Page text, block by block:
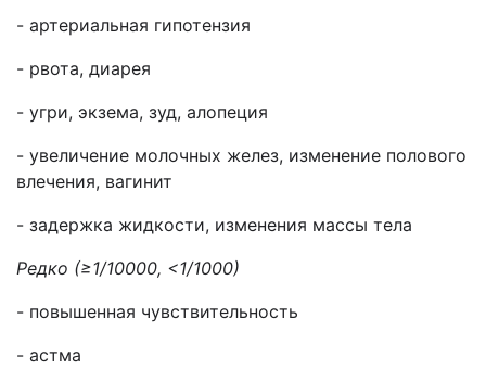
- артериальная гипотензия
- рвота, диарея
- угри, экзема, зуд, алопеция
- увеличение молочных желез, изменение полового
влечения, вагинит
- задержка жидкости, изменения массы тела
Редко (≥1/10000, <1/1000)
- повышенная чувствительность
- астма